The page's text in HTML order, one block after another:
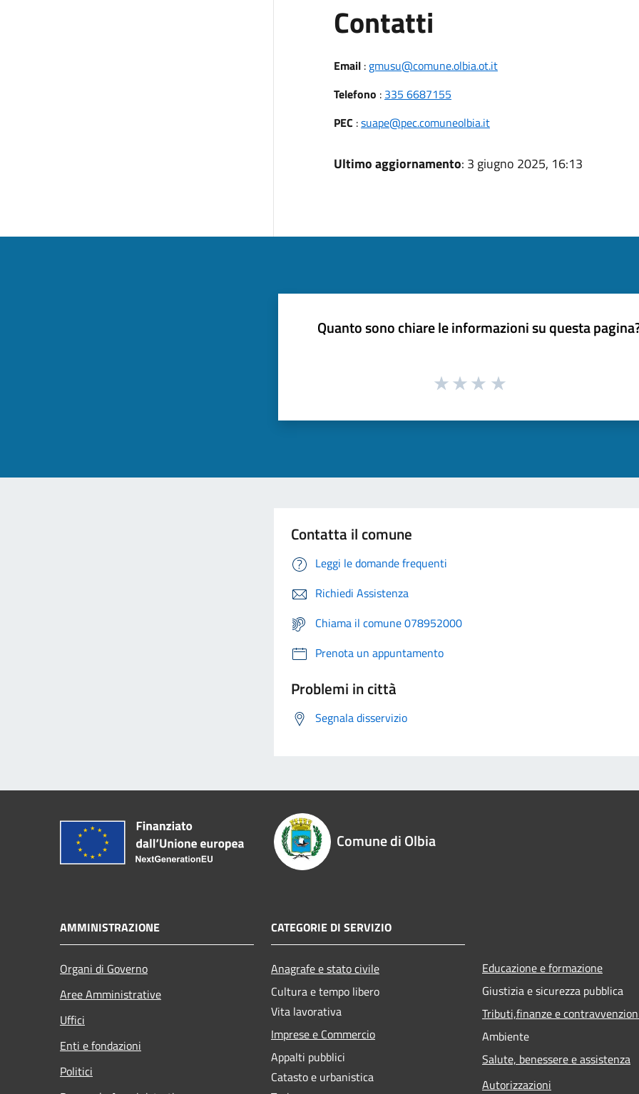
Contatti
Email: gmusu@comune.olbia.ot.it
Telefono : 335 6687155
PEC :suape@pec.comuneolbia.it
Ultimo aggiornamento: 3 giugno 2025, 16:13
Quanto sono chiare le informazioni su questa
Contatta il comune
Leggi le domande frequenti
Richiedi Assistenza
Chiama il comune 078952000
Prenota un appuntamento
Problemi in città
Segnala disservizio
Comune di Olbia
AMMINISTRAZIONE
Organi di Governo
Aree Amministrative
Uffici
Enti e fondazioni
Politici
CATEGORIE DI SERVIZIO
Anagrafe e stato civile
Cultura e tempo libero
Vita lavorativa
Imprese e Commercio
Appalti pubblici
Catasto e urbanistica
Educazione e formazione
Giustizia e sicurezza pubblica
Tributi,finanze e
Ambiente
Salute, benessere e assistenza
Autorizzazioni